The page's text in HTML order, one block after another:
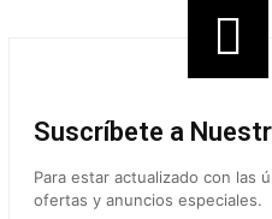
Suscríbete a
Para estar actualizado con las
ofertas y anuncios especiales.